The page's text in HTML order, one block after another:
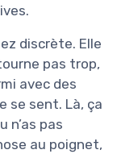
discrète. Elle
pas trop,
avec des
se sent. Là, ça
n’as pas
au poignet,